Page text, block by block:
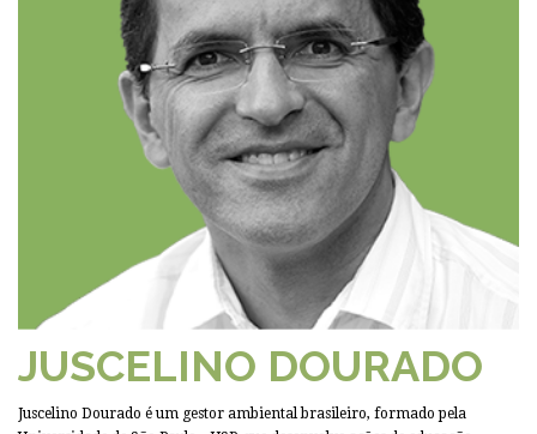
JUSCELINO DOURADO
Juscelino Dourado é um gestor ambiental brasileiro, formado pela